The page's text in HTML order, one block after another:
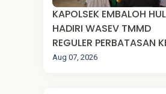
KAPOLSEK EMBALOH
HADIRI WASEV TMMD
REGULER PERBATASAN
TA 2026 DI DESA SUNGAI
Aug 07, 2026